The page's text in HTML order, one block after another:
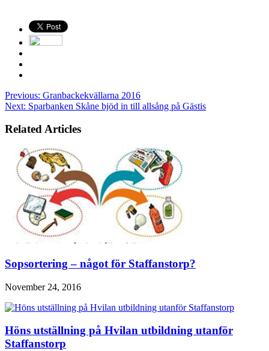
Previous: Granbackekvällarna 2016
Next: Sparbanken Skåne bjöd in till allsång på Gästis
Related Articles
Sopsortering – något för Staffanstorp?
November 24, 2016
Höns utställning på Hvilan utbildning utanför
Staffanstorp